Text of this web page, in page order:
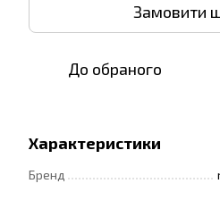
Замовити
До обраного
Характеристики
Бренд